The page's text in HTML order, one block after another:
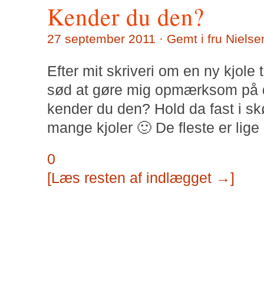
Kender du den?
27 september 2011 · Gemt i fru
Efter mit skriveri om en ny
sød at gøre mig opmærksom på
kender du den? Hold da fast i
mange kjoler 🙂 De fleste er
0
[Læs resten af indlægget →]